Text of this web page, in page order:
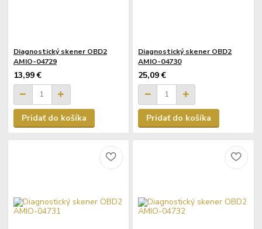
Diagnostický skener OBD2
AMIO-04729
13,99 €
Pridať do košíka
Diagnostický skener OBD2
AMIO-04730
25,09 €
Pridať do košíka